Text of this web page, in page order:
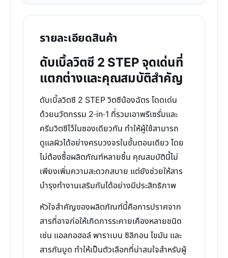
รายละเอียดสินค้า
ดับเบิ้ลวิตซี 2 STEP จุดเด่นที่
แตกต่างและคุณสมบัติสำคัญ
ดับเบิ้ลวิตซี 2 STEP วิตซีน้องฉัตร โดดเด่น
ด้วยนวัตกรรม 2-in-1 ที่รวมเอาพรีเซรั่มและ
ครีมวิตซีไว้ในซองเดียวกัน ทำให้ผู้ใช้สามารถ
ดูแลผิวได้อย่างครบวงจรในขั้นตอนเดียว โดย
ไม่ต้องซื้อผลิตภัณฑ์หลายชิ้น คุณสมบัตินี้ไม่
เพียงเพิ่มความสะดวกสบาย แต่ยังช่วยให้สาร
บำรุงทำงานเสริมกันได้อย่างมีประสิทธิภาพ
หัวใจสำคัญของผลิตภัณฑ์นี้คือการปราศจาก
สารที่อาจก่อให้เกิดการระคายเคืองหลายชนิด
เช่น แอลกอฮอล์ พาราเบน ซิลิกอน ไขมัน และ
สารกันบูด ทำให้เป็นตัวเลือกที่น่าสนใจสำหรับผู้